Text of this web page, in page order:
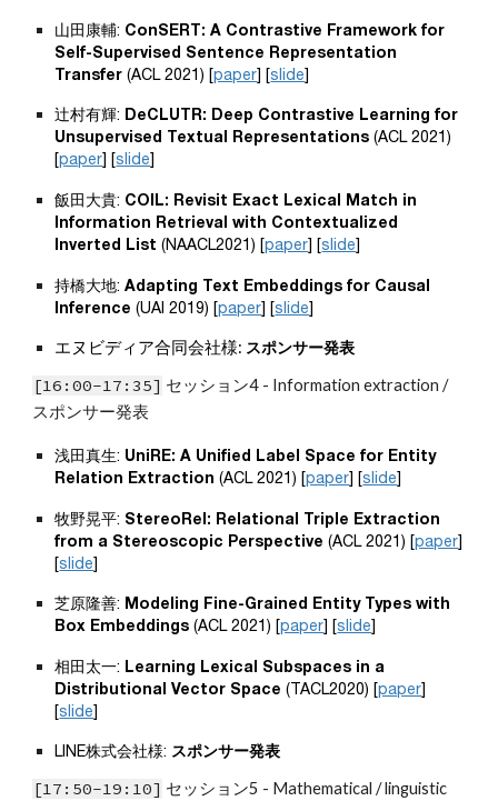
山田康輔: ConSERT: A Contrastive Framework for
Self-Supervised Sentence Representation
Transfer (ACL 2021) [paper] [slide]
辻村有輝: DeCLUTR: Deep Contrastive Learning for
Unsupervised Textual Representations (ACL 2021)
[paper] [slide]
飯田大貴: COIL: Revisit Exact Lexical Match in
Information Retrieval with Contextualized
Inverted List (NAACL2021) [paper] [slide]
持橋大地: Adapting Text Embeddings for Causal
Inference (UAI 2019) [paper] [slide]
エヌビディア合同会社様: スポンサー発表
[16 :00-17 :35] セッション4 - Information extraction /
スポンサー発表
浅田真生: UniRE: A Unified Label Space for Entity
Relation Extraction (ACL 2021) [paper] [slide]
牧野晃平: StereoRel: Relational Triple Extraction
from a Stereoscopic Perspective (ACL 2021) [paper]
[slide]
芝原隆善: Modeling Fine-Grained Entity Types with
Box Embeddings (ACL 2021) [paper] [slide]
相田太一: Learning Lexical Subspaces in a
Distributional Vector Space (TACL2020) [paper]
[slide]
LINE株式会社様: スポンサー発表
[17 : 50-19 : 10] セッション5 - Mathematical / linguistic